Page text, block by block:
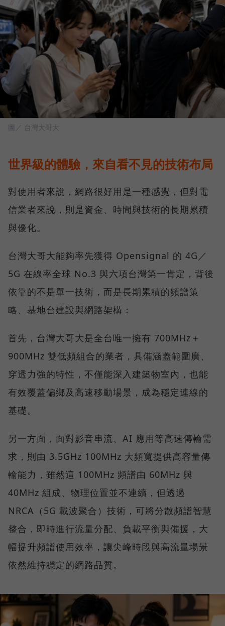
圖／ 台灣大哥大
世界級的體驗，來自看不見的技術布局
對使用者來說，網路很好用是一種感覺，但對電
信業者來說，則是資金、時間與技術的長期累積
與優化。
台灣大哥大能夠率先獲得 Opensignal 的 4G／
5G 在線率全球 No.3 與六項台灣第一肯定，背後
依靠的不是單一技術，而是長期累積的頻譜策
略、基地台建設與網路架構：
首先，台灣大哥大是全台唯一擁有 700MHz＋
900MHz 雙低頻組合的業者，具備涵蓋範圍廣、
穿透力強的特性，不僅能深入建築物室內，也能
有效覆蓋偏鄉及高速移動場景，成為穩定連線的
基礎。
另一方面，面對影音串流、AI 應用等高速傳輸需
求，則由 3.5GHz 100MHz 大頻寬提供高容量傳
輸能力，雖然這 100MHz 頻譜由 60MHz 與
40MHz 組成、物理位置並不連續，但透過
NRCA（5G 載波聚合）技術，可將分散頻譜智慧
整合，即時進行流量分配、負載平衡與備援，大
幅提升頻譜使用效率，讓尖峰時段與高流量場景
依然維持穩定的網路品質。